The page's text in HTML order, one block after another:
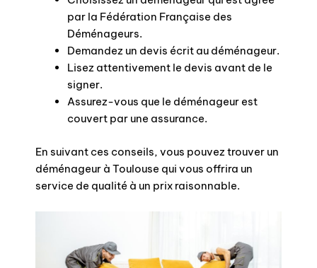
par la Fédération Française des
Déménageurs.
Demandez un devis écrit au déménageur.
Lisez attentivement le devis avant de le
signer.
Assurez-vous que le déménageur est
couvert par une assurance.
En suivant ces conseils, vous pouvez trouver un
déménageur à Toulouse qui vous offrira un
service de qualité à un prix raisonnable.